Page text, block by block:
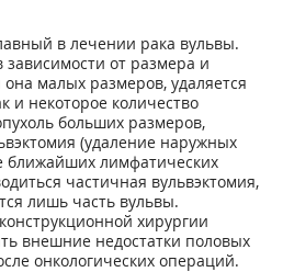
в лечении рака вульвы.
от размера и
малых размеров, удаляется
и некоторое количество
больших размеров,
(удаление наружных
ближайших лимфатических
частичная вульвэктомия,
лишь часть вульвы.
хирургии
внешние недостатки половых
онкологических операций.